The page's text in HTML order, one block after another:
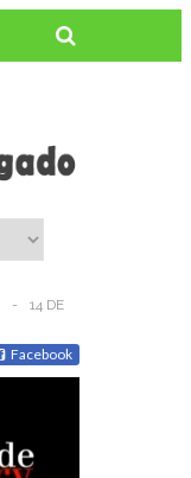
-
14 DE
Facebook